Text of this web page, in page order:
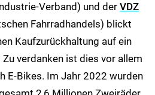
Verband) und der VDZ
Fahrradhandels) blickt
Kaufzurückhaltung auf ein
verdanken ist dies vor allem
E-Bikes. Im Jahr 2022 wurden